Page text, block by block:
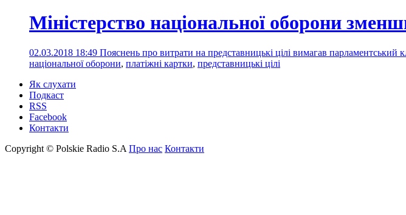
Міністерство національної оборони
02.03.2018 18:49 Пояснень про витрати на представницькі цілі вимагав парламентський
національної оборони, платіжні картки, представницькі цілі
Як слухати
Подкаст
RSS
Facebook
Контакти
Copyright © Polskie Radio S.A Про нас Контакти